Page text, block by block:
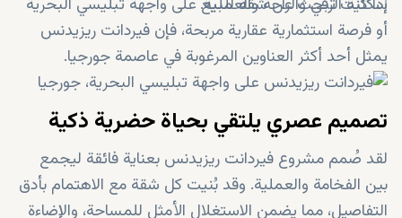
سكنية الرقي والراحة والعملية.
إذا كنت تبحث عن شقة للبيع على واجهة تبليسي البحرية
أو فرصة استثمارية عقارية مربحة، فإن فيردانت ريزيدنس
يمثل أحد أكثر العناوين المرغوبة في عاصمة جورجيا.
تصميم عصري يلتقي بحياة حضرية ذكية
لقد صُمم مشروع فيردانت ريزيدنس بعناية فائقة ليجمع
بين الفخامة والعملية. وقد بُنيت كل شقة مع الاهتمام بأدق
التفاصيل، مما يضمن الاستغلال الأمثل للمساحة، والإضاءة